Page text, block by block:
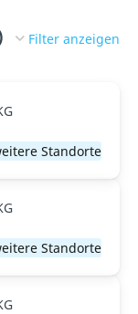
Filter anzeigen
Standorte
Standorte